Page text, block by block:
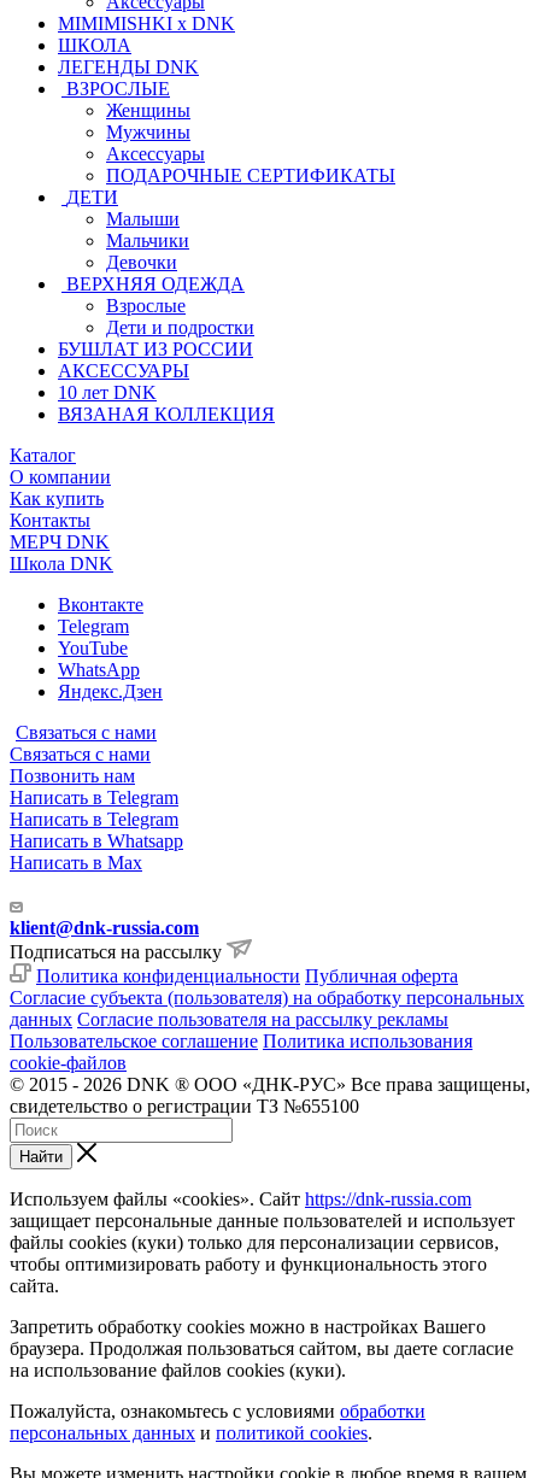
MIMIMISHKI x DNK
ШКОЛА
ЛЕГЕНДЫ DNK
ВЗРОСЛЫЕ
Женщины
Мужчины
Аксессуары
ПОДАРОЧНЫЕ СЕРТИФИКАТЫ
ДЕТИ
Малыши
Мальчики
Девочки
ВЕРХНЯЯ ОДЕЖДА
Взрослые
Дети и подростки
БУШЛАТ ИЗ РОССИИ
АКСЕССУАРЫ
10 лет DNK
ВЯЗАНАЯ КОЛЛЕКЦИЯ
Каталог
О компании
Как купить
Контакты
МЕРЧ DNK
Школа DNK
Вконтакте
Telegram
YouTube
WhatsApp
Яндекс.Дзен
Связаться с нами
Связаться с нами
Позвонить нам
Написать в Telegram
Написать в Telegram
Написать в Whatsapp
Написать в Max
klient@dnk-russia.com
Подписаться на рассылку
Политика конфиденциальности Публичная оферта
Согласие субъекта (пользователя) на обработку персональных
данных Согласие пользователя на рассылку рекламы
Пользовательское соглашение Политика использования
cookie-файлов
© 2015 - 2026 DNK ® ООО «ДНК-РУС» Все права защищены,
свидетельство о регистрации ТЗ №655100
Найти
Используем файлы «cookies». Сайт https://dnk-russia.com
защищает персональные данные пользователей и использует
файлы cookies (куки) только для персонализации сервисов,
чтобы оптимизировать работу и функциональность этого
сайта.
Запретить обработку cookies можно в настройках Вашего
браузера. Продолжая пользоваться сайтом, вы даете согласие
на использование файлов cookies (куки).
Пожалуйста, ознакомьтесь с условиями обработки
персональных данных и политикой cookies.
Вы можете изменить настройки cookie в любое время в вашем